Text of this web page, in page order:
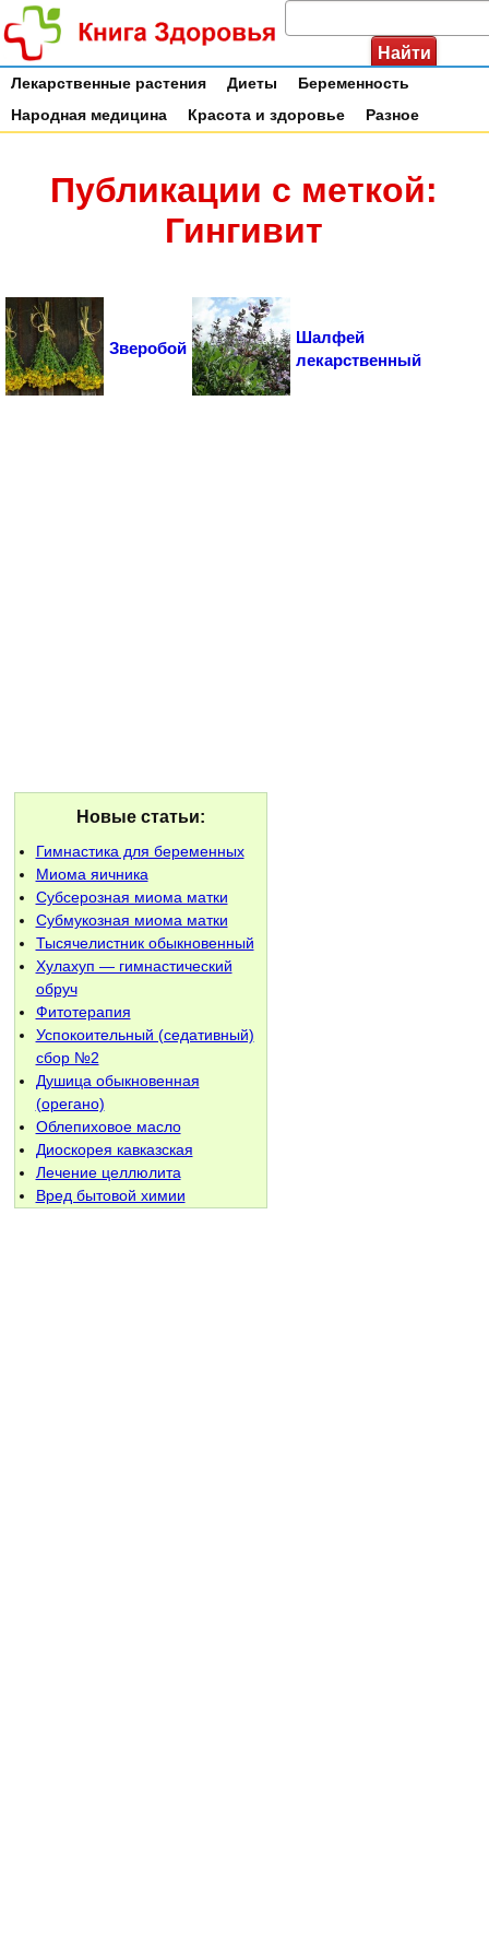
Лекарственные растения Диеты
Беременность
Народная медицина
Красота и здоровье Разное
Публикации с меткой:
Гингивит
Зверобой
Шалфей
лекарственный
Новые статьи:
Гимнастика для беременных
Миома яичника
Субсерозная миома матки
Субмукозная миома матки
Тысячелистник обыкновенный
Хулахуп — гимнастический
обруч
Фитотерапия
Успокоительный (седативный)
сбор №2
Душица обыкновенная
(орегано)
Облепиховое масло
Диоскорея кавказская
Лечение целлюлита
Вред бытовой химии